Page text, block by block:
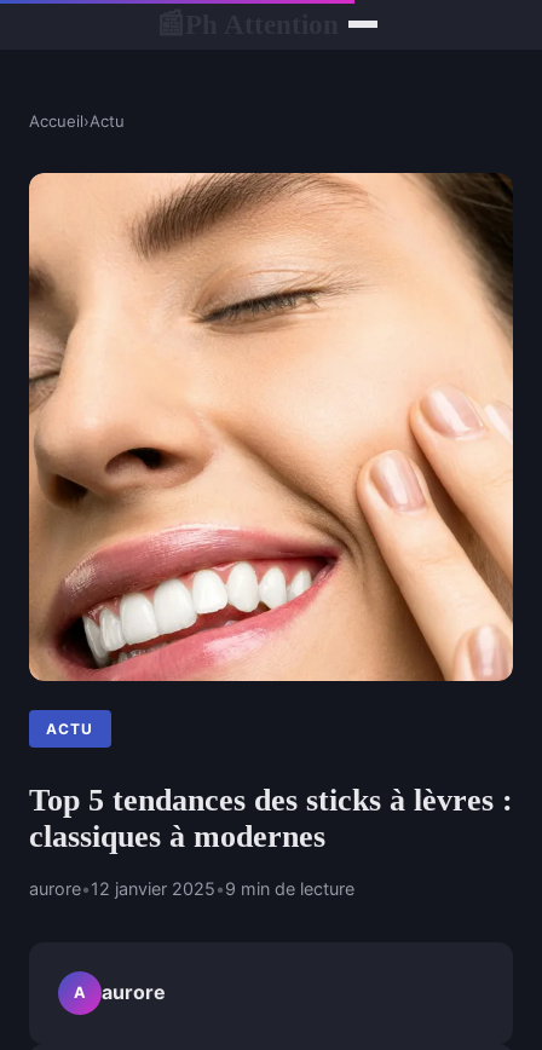
Accueil›Actu
ACTU
Top 5 tendances des sticks à lèvres :
classiques à modernes
aurore•12 janvier 2025•9 min de lecture
A aurore